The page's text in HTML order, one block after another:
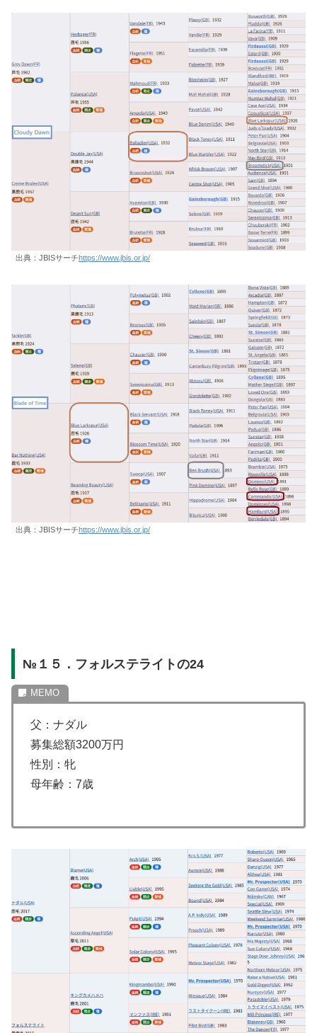
出典：JBISサーチhttps://www.jbis.or.jp/
出典：JBISサーチhttps://www.jbis.or.jp/
№１５．フォルステライトの24
父：ナダル
募集総額3200万円
性別：牝
母年齢：7歳